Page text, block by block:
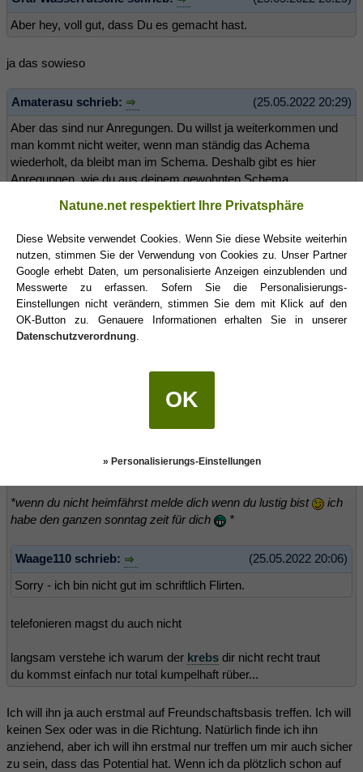
Aber hey, voll gut, dass Du es gemacht hast.
ja das sowieso
(25.05.2022 20:29)
Amaterasu schrieb:
Aber das sind nur Anregungen. Du willst ja weiterkommen und
man kommt nicht weiter, wenn man ständig das Achema
wiederholt, da bleibt man im Schema. Deshalb gibt es hier
Anregungen, wie du aus deinem gewohnten Schema
ganz genau
(25.05.2022 20:34)
Waage110
CougarLibra schrieb:
Falls du doch nicht heim fährst und Lust hast, was zu machen,
lückenbüßer vorkommen
*wenn du nicht heimfährst melde dich wenn du lustig bist
ich
habe den ganzen sonntag zeit für dich
*
(25.05.2022 20:06)
Waage110 schrieb:
Sorry - ich bin nicht gut im schriftlich Flirten.
telefonieren magst du auch nicht
langsam verstehe ich warum der krebs dir nicht recht traut
du kommst einfach nur total kumpelhaft rüber...
Ich will ihn ja auch erstmal auf Freundschaftsbasis treffen. Ich will
keinen Sex oder was in die Richtung. Natürlich finde ich ihn
anziehend, aber ich will ihn erstmal nur treffen um mir auch sicher
zu sein, dass das Potential hat. Wenn ich da plötzlich schon auf
Natune.net respektiert Ihre Privatsphäre
Diese Website verwendet Cookies. Wenn Sie diese Website weiterhin
nutzen, stimmen Sie der Verwendung von Cookies zu. Unser Partner
Google erhebt Daten, um personalisierte Anzeigen einzublenden und
Messwerte zu erfassen. Sofern Sie die Personalisierungs-
Einstellungen nicht verändern, stimmen Sie dem mit Klick auf den
OK-Button zu. Genauere Informationen erhalten Sie in unserer
Datenschutzverordnung
OK
» Personalisierungs-Einstellungen